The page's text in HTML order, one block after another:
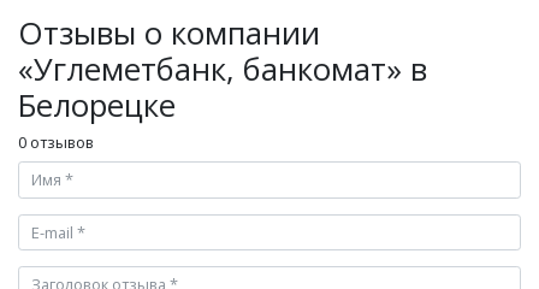
Отзывы о компании
«Углеметбанк, банкомат» в
Белорецке
0 отзывов